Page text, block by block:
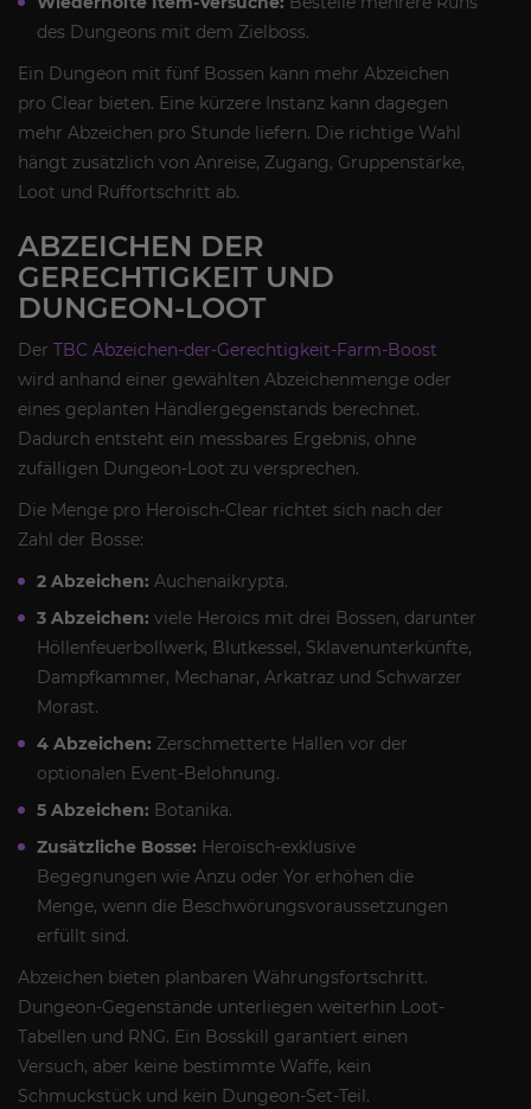
des Dungeons mit dem Zielboss.
Ein Dungeon mit fünf Bossen kann mehr Abzeichen
pro Clear bieten. Eine kürzere Instanz kann dagegen
mehr Abzeichen pro Stunde liefern. Die richtige Wahl
hängt zusätzlich von Anreise, Zugang, Gruppenstärke,
Loot und Ruffortschritt ab.
ABZEICHEN DER
GERECHTIGKEIT UND
DUNGEON-LOOT
Der TBC Abzeichen-der-Gerechtigkeit-Farm-Boost
wird anhand einer gewählten Abzeichenmenge oder
eines geplanten Händlergegenstands berechnet.
Dadurch entsteht ein messbares Ergebnis, ohne
zufälligen Dungeon-Loot zu versprechen.
Die Menge pro Heroisch-Clear richtet sich nach der
Zahl der Bosse:
2 Abzeichen: Auchenaikrypta.
3 Abzeichen: viele Heroics mit drei Bossen, darunter
Höllenfeuerbollwerk, Blutkessel, Sklavenunterkünfte,
Dampfkammer, Mechanar, Arkatraz und Schwarzer
Morast.
4 Abzeichen: Zerschmetterte Hallen vor der
optionalen Event-Belohnung.
5 Abzeichen: Botanika.
Zusätzliche Bosse: Heroisch-exklusive
Begegnungen wie Anzu oder Yor erhöhen die
Menge, wenn die Beschwörungsvoraussetzungen
erfüllt sind.
Abzeichen bieten planbaren Währungsfortschritt.
Dungeon-Gegenstände unterliegen weiterhin Loot-
Tabellen und RNG. Ein Bosskill garantiert einen
Versuch, aber keine bestimmte Waffe, kein
Schmuckstück und kein Dungeon-Set-Teil.